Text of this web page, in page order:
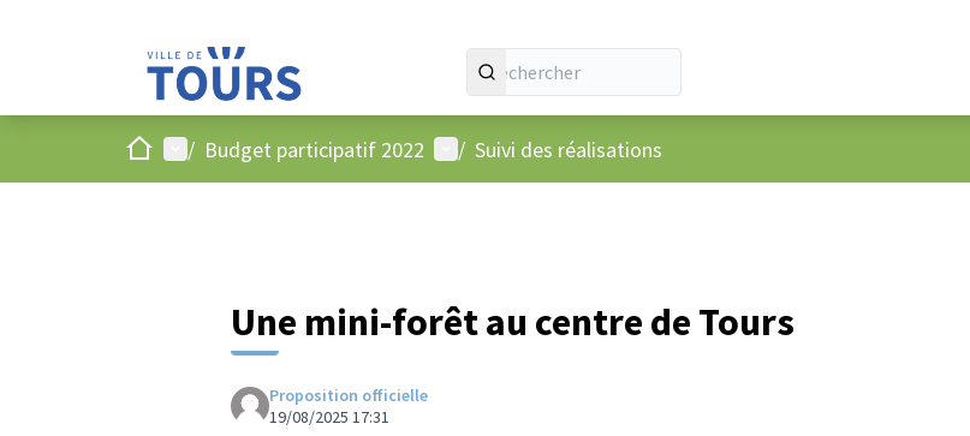
AccueilMenu principal
/ Budget participatif 2022 Menu utilisateur
/ Suivi des réalisations
Une mini-forêt au centre de Tours
Proposition officielle
19/08/2025 17:31